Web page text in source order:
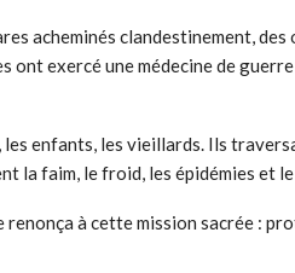
acheminés clandestinement,
ont exercé une médecine de
enfants, les vieillards. Ils
la faim, le froid, les épidémies et
à cette mission sacrée :